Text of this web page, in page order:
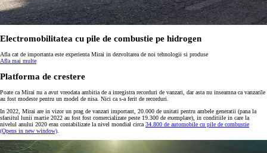
Electromobilitatea cu pile de combustie pe hidrogen
Afla cat de importanta este experienta Mirai in dezvoltarea de noi tehnologii si produse
Afla mai multe
Platforma de crestere
Poate ca Mirai nu a avut vreodata ambitia de a inregistra recorduri de vanzari, dar asta nu inseamna ca vanzarile
au fost modeste pentru un model de nisa. Nici ca s-a ferit de recorduri.
In 2022, Mirai are in vizor un prag de vanzari important, 20.000 de unitati pentru ambele generatii (pana la
sfarsitul lunii martie 2022 au fost fost comercializate peste 19.300 de exemplare), in conditiile in care la
nivelul anului 2020 erau contabilizate la nivel mondial circa 34.800 de automobile cu pile de combustie
(Opens in new window)